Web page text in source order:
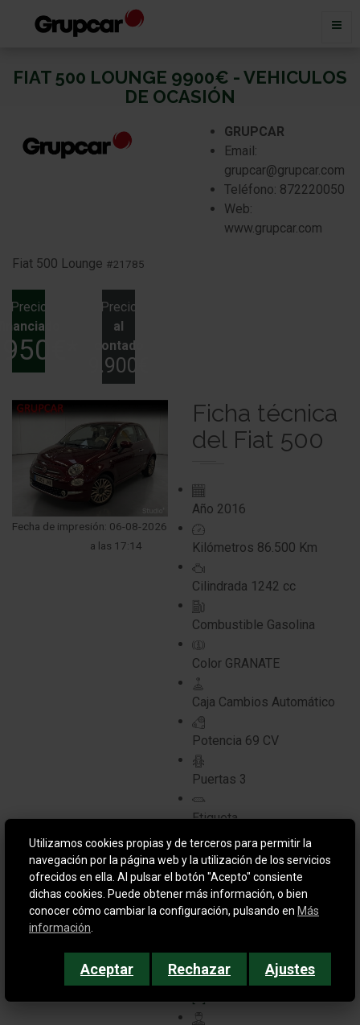
FIAT 500 LOUNGE 9900€ - VEHICULOS
DE OCASIÓN
GRUPCAR
Email:
grupcar@grupcar.com
Teléfono: 872220050
Web:
www.grupcar.com
Fiat 500 Lounge #21785
Precio
Precio
al
contado
9.900€
Fecha de impresión: 06-08-2026
a las 17:14
Ficha técnica
del Fiat 500
Año 2016
Kilómetros 86.500 Km
Cilindrada 1242 cc
Combustible Gasolina
Color GRANATE
Caja Cambios Automático
Potencia 69 CV
Puertas 3
Etiqueta
Utilizamos cookies propias y de terceros para permitir la
navegación por la página web y la utilización de los servicios
ofrecidos en ella. Al pulsar el botón "Acepto" consiente
dichas cookies. Puede obtener más información, o bien
conocer cómo cambiar la configuración, pulsando en Más
información
Aceptar Rechazar Ajustes